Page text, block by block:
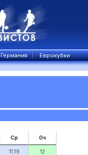
Германия Еврокубки
Ср Оч
11.19 12